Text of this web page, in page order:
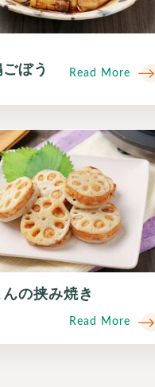
ぼう Read More
の挟み焼き
Read More